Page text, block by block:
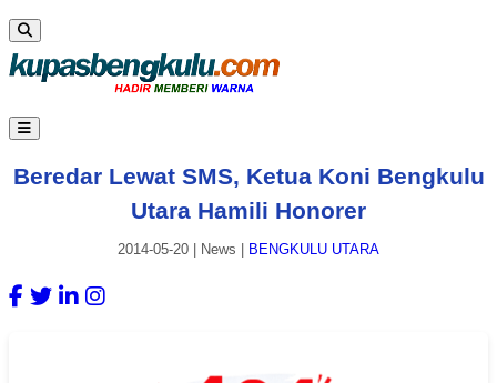
Beredar Lewat SMS, Ketua Koni Bengkulu
Utara Hamili Honorer
2014-05-20 News BENGKULU UTARA